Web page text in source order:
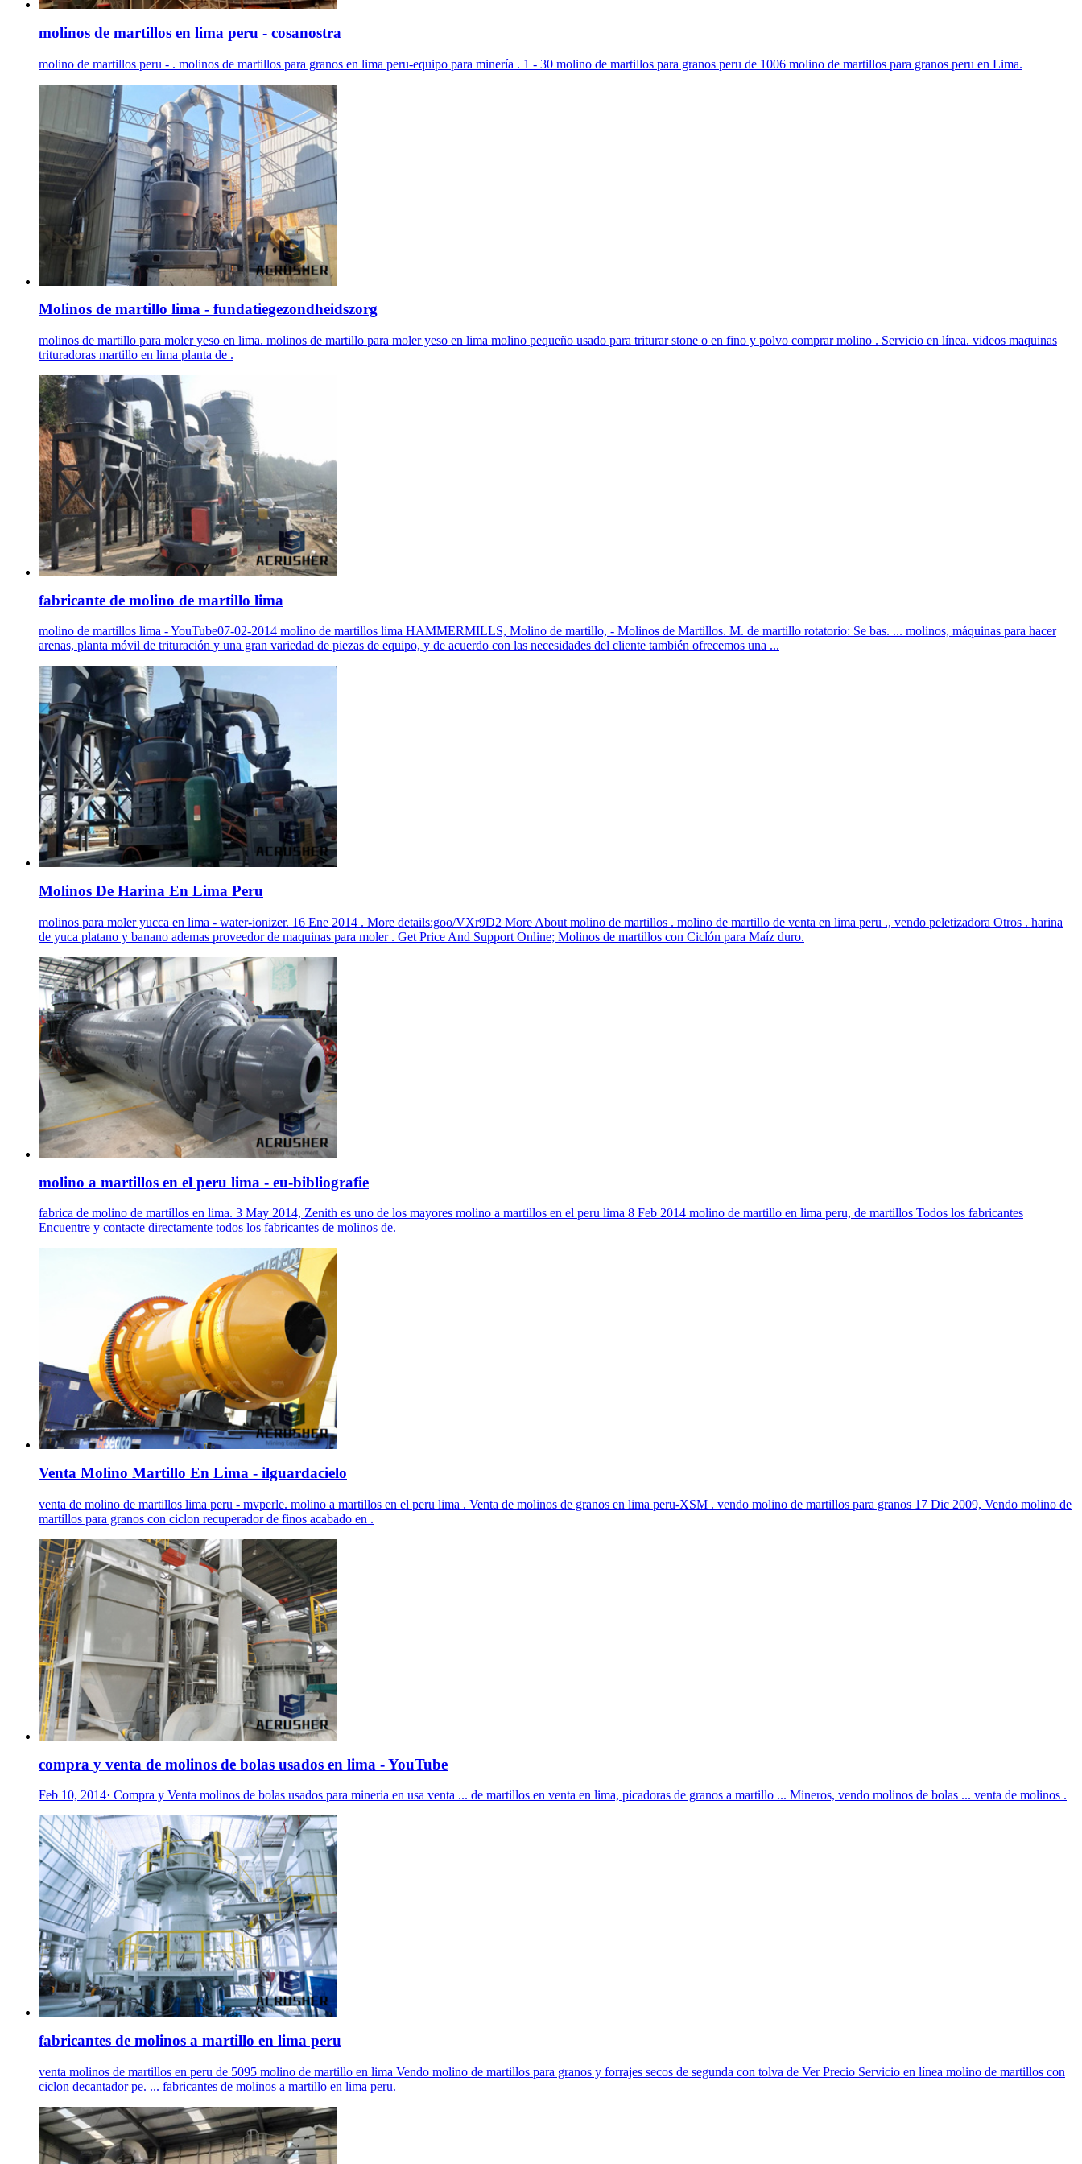
molinos de martillos en lima peru - cosanostra
molino de martillos peru - . molinos de martillos para granos en lima peru-equipo para minería . 1 - 30 molino de martillos para granos peru de 1006 molino de martillos para granos peru en Lima.
Molinos de martillo lima - fundatiegezondheidszorg
molinos de martillo para moler yeso en lima. molinos de martillo para moler yeso en lima molino pequeño usado para triturar stone o en fino y polvo comprar molino . Servicio en línea. videos maquinas
trituradoras martillo en lima planta de .
fabricante de molino de martillo lima
molino de martillos lima - YouTube07-02-2014 molino de martillos lima HAMMERMILLS, Molino de martillo, - Molinos de Martillos. M. de martillo rotatorio: Se bas. ... molinos, máquinas para hacer
arenas, planta móvil de trituración y una gran variedad de piezas de equipo, y de acuerdo con las necesidades del cliente también ofrecemos una ...
Molinos De Harina En Lima Peru
molinos para moler yucca en lima - water-ionizer. 16 Ene 2014 . More details:goo/VXr9D2 More About molino de martillos . molino de martillo de venta en lima peru ., vendo peletizadora Otros . harina
de yuca platano y banano ademas proveedor de maquinas para moler . Get Price And Support Online; Molinos de martillos con Ciclón para Maíz duro.
molino a martillos en el peru lima - eu-bibliografie
fabrica de molino de martillos en lima. 3 May 2014, Zenith es uno de los mayores molino a martillos en el peru lima 8 Feb 2014 molino de martillo en lima peru, de martillos Todos los fabricantes
Encuentre y contacte directamente todos los fabricantes de molinos de.
Venta Molino Martillo En Lima - ilguardacielo
venta de molino de martillos lima peru - mvperle. molino a martillos en el peru lima . Venta de molinos de granos en lima peru-XSM . vendo molino de martillos para granos 17 Dic 2009, Vendo molino de
martillos para granos con ciclon recuperador de finos acabado en .
compra y venta de molinos de bolas usados en lima - YouTube
Feb 10, 2014· Compra y Venta molinos de bolas usados para mineria en usa venta ... de martillos en venta en lima, picadoras de granos a martillo ... Mineros, vendo molinos de bolas ... venta de molinos .
fabricantes de molinos a martillo en lima peru
venta molinos de martillos en peru de 5095 molino de martillo en lima Vendo molino de martillos para granos y forrajes secos de segunda con tolva de Ver Precio Servicio en línea molino de martillos con
ciclon decantador pe. ... fabricantes de molinos a martillo en lima peru.